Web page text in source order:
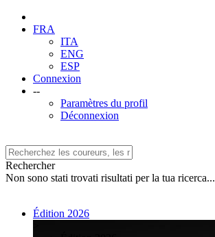
FRA
ITA
ENG
ESP
Connexion
--
Paramètres du profil
Déconnexion
Rechercher
Non sono stati trovati risultati per la tua ricerca...
Édition 2026